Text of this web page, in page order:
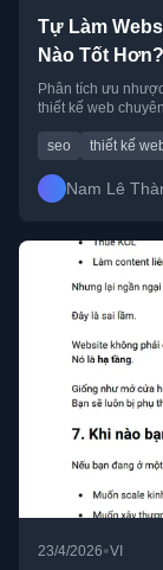
Tự Làm
Nào Tốt Hơn?
Phân tích ưu
thiết kế web
seo thiết kế
Nam Lê
23/4/2026•VI